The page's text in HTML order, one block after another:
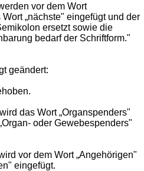
vor dem Wort
„nächste" eingefügt und der
ersetzt sowie die
bedarf der Schriftform."
geändert:
das Wort „Organspenders"
oder Gewebespenders"
vor dem Wort „Angehörigen"
eingefügt.